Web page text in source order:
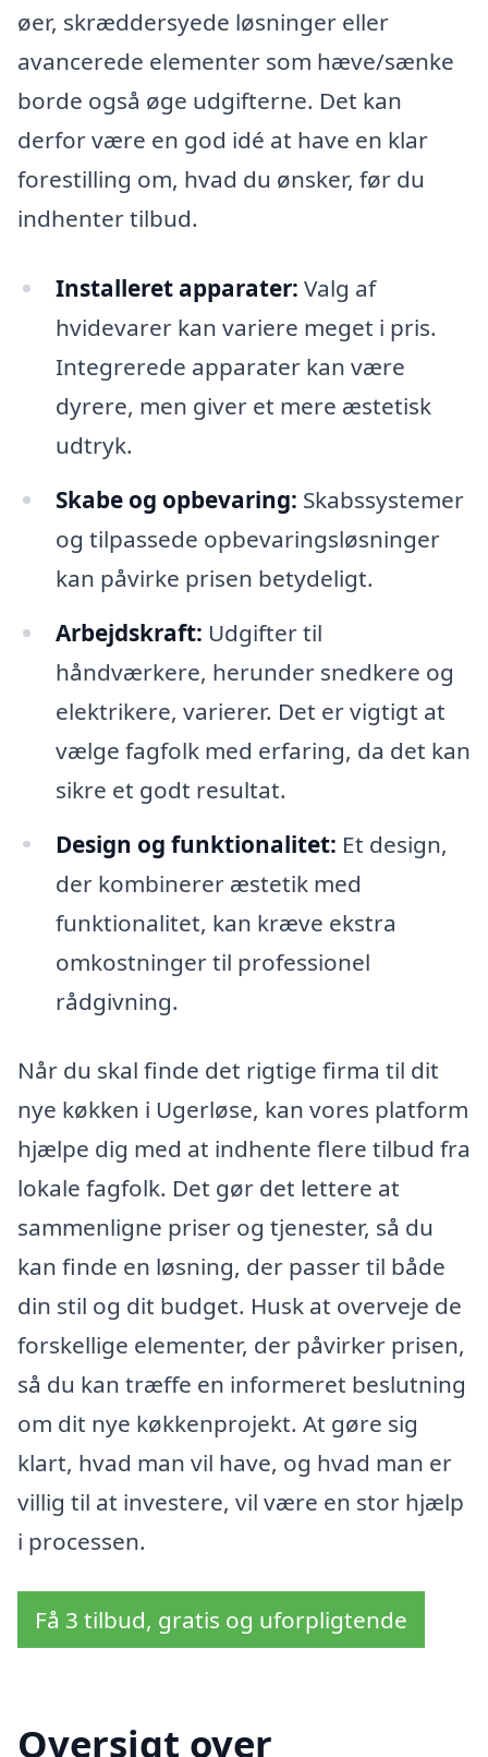
øer, skræddersyede løsninger eller
avancerede elementer som hæve/sænke
borde også øge udgifterne. Det kan
derfor være en god idé at have en klar
forestilling om, hvad du ønsker, før du
indhenter tilbud.
Installeret apparater: Valg af
hvidevarer kan variere meget i pris.
Integrerede apparater kan være
dyrere, men giver et mere æstetisk
udtryk.
Skabe og opbevaring: Skabssystemer
og tilpassede opbevaringsløsninger
kan påvirke prisen betydeligt.
Arbejdskraft: Udgifter til
håndværkere, herunder snedkere og
elektrikere, varierer. Det er vigtigt at
vælge fagfolk med erfaring, da det kan
sikre et godt resultat.
Design og funktionalitet: Et design,
der kombinerer æstetik med
funktionalitet, kan kræve ekstra
omkostninger til professionel
rådgivning.
Når du skal finde det rigtige firma til dit
nye køkken i Ugerløse, kan vores platform
hjælpe dig med at indhente flere tilbud fra
lokale fagfolk. Det gør det lettere at
sammenligne priser og tjenester, så du
kan finde en løsning, der passer til både
din stil og dit budget. Husk at overveje de
forskellige elementer, der påvirker prisen,
så du kan træffe en informeret beslutning
om dit nye køkkenprojekt. At gøre sig
klart, hvad man vil have, og hvad man er
villig til at investere, vil være en stor hjælp
i processen.
Få 3 tilbud, gratis og uforpligtende
Oversigt over